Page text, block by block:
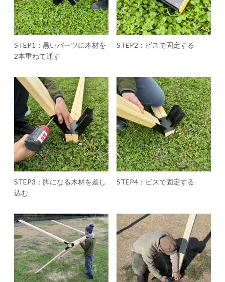
STEP1：黒いパーツに木材を
2本重ねて通す
STEP2：ビスで固定する
STEP3：脚になる木材を差し
込む
STEP4：ビスで固定する